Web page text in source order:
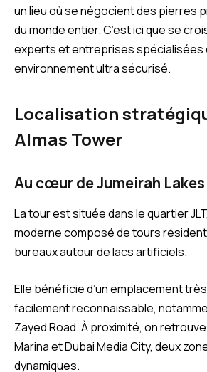
un lieu où se négocient des pierres
du monde entier. C’est ici que se
experts et entreprises spécialisées
environnement ultra sécurisé.
Localisation
Almas Tower
Au cœur de Jumeirah
La tour est située dans le quartier
moderne composé de tours
bureaux autour de lacs artificiels.
Elle bénéficie d’un emplacement
facilement reconnaissable,
Zayed Road. À proximité, on
Marina et Dubai Media City, deux
dynamiques.